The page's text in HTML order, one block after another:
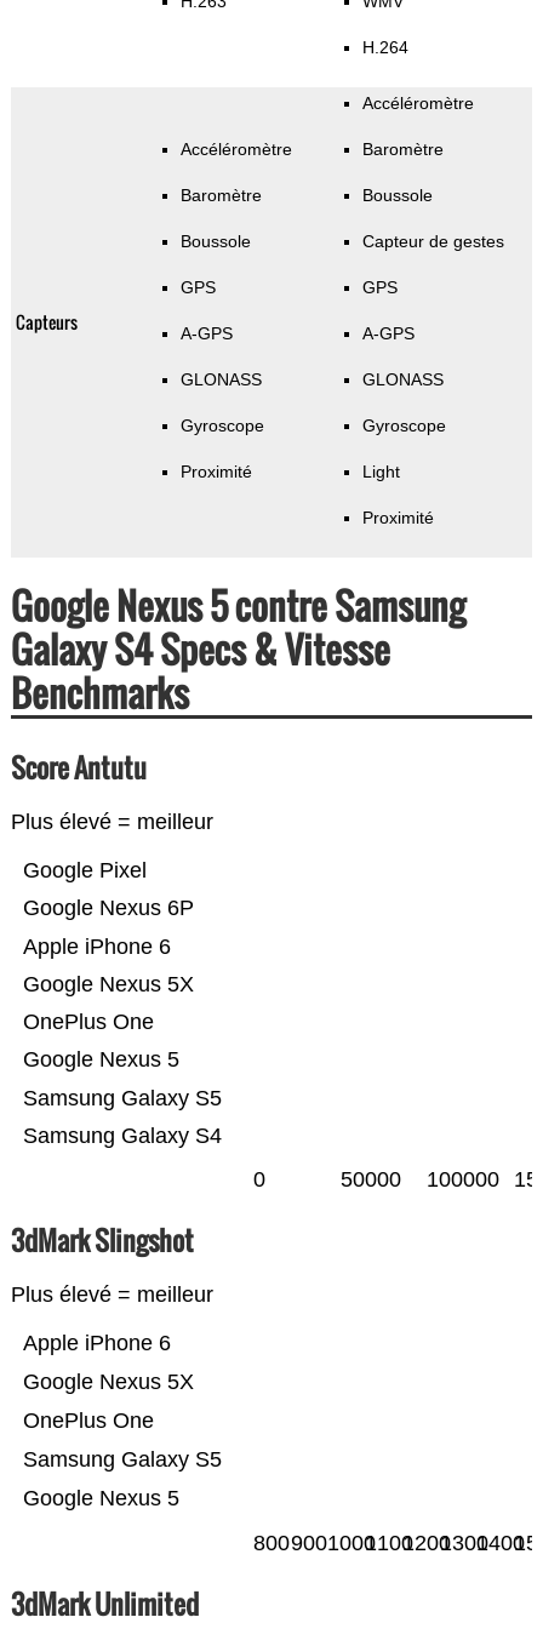
H.264
Capteurs
Accéléromètre
Baromètre
Boussole
GPS
A-GPS
GLONASS
Gyroscope
Proximité
Accéléromètre
Baromètre
Boussole
Capteur de gestes
GPS
A-GPS
GLONASS
Gyroscope
Light
Proximité
Google Nexus 5 contre Samsung
Galaxy S4 Specs & Vitesse
Benchmarks
Score Antutu
Plus élevé = meilleur
Samsung Galaxy S4
Samsung Galaxy S5
Google Nexus 5
OnePlus One
Google Nexus 5X
Apple iPhone 6
Google Nexus 6P
Google Pixel
0 50000 100000
3dMark Slingshot
Plus élevé = meilleur
Google Nexus 5
Samsung Galaxy S5
OnePlus One
Google Nexus 5X
Apple iPhone 6
80090010001100120013001400
3dMark Unlimited